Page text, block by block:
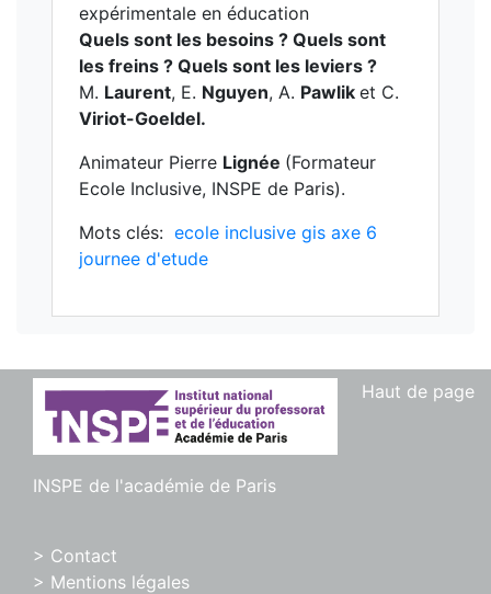
expérimentale en éducation
Quels sont les besoins ? Quels sont
les freins ? Quels sont les leviers ?
M. Laurent, E. Nguyen, A. Pawlik et C.
Viriot-Goeldel.
Animateur Pierre Lignée (Formateur
Ecole Inclusive, INSPE de Paris).
Mots clés: ecole inclusive gis axe 6
journee d'etude
Haut de page
INSPE de l'académie de Paris
> Contact
> Mentions légales